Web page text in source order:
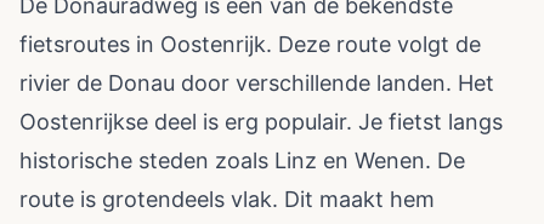
De Donauradweg is een van de bekendste
fietsroutes in Oostenrijk. Deze route volgt de
rivier de Donau door verschillende landen. Het
Oostenrijkse deel is erg populair. Je fietst langs
historische steden zoals Linz en Wenen. De
route is grotendeels vlak. Dit maakt hem